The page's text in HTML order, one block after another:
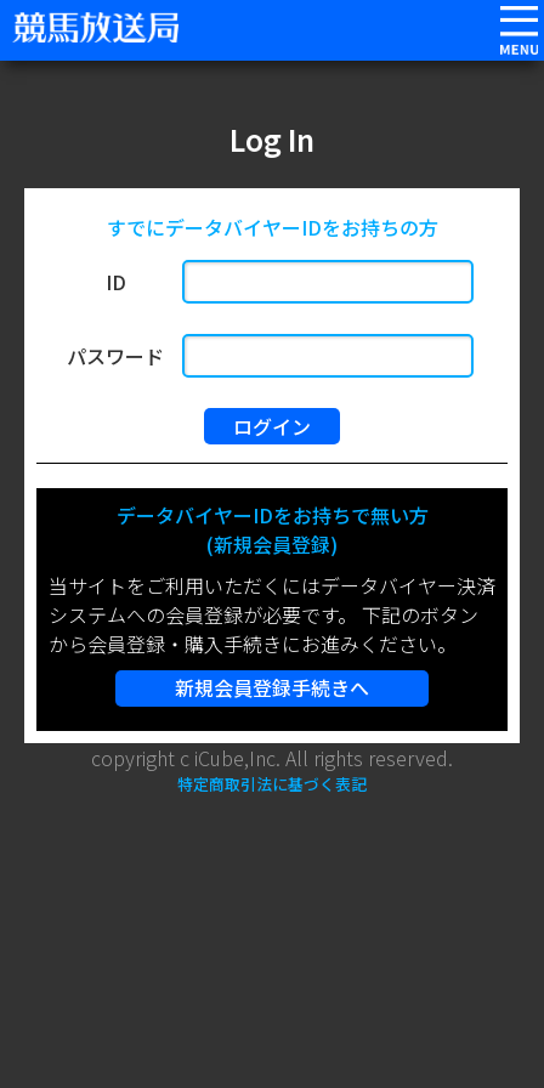
Log In
すでにデータバイヤーIDをお持ちの方
ID
パスワード
データバイヤーIDをお持ちで無い方
(新規会員登録)
当サイトをご利用いただくにはデータバイヤー決済
システムへの会員登録が必要です。 下記のボタン
から会員登録・購入手続きにお進みください。
新規会員登録手続きへ
copyright c iCube,Inc. All rights reserved.
特定商取引法に基づく表記